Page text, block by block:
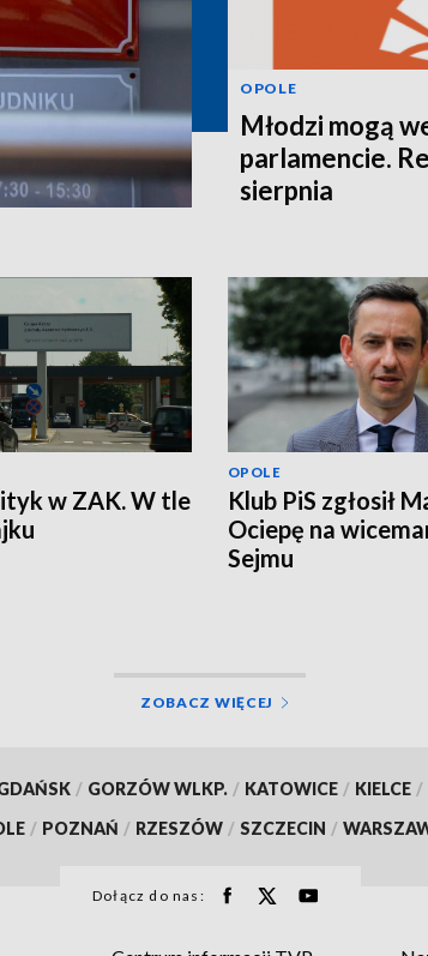
OPOLE
Młodzi mogą
parlamencie.
sierpnia
w ZAK. W tle
OPOLE
Klub PiS zgłosił
Ociepę na
Sejmu
ZOBACZ WIĘCEJ
/ GORZÓW WLKP. / KATOWICE / KIELCE /
/ POZNAŃ / RZESZÓW / SZCZECIN /
Dołącz do nas: